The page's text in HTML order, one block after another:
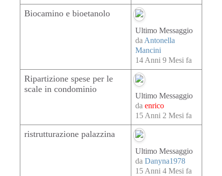
Biocamino e bioetanolo
Ultimo Messaggio
da Antonella
Mancini
14 Anni 9 Mesi fa
Ripartizione spese per le
scale in condominio
Ultimo Messaggio
da enrico
15 Anni 2 Mesi fa
ristrutturazione palazzina
Ultimo Messaggio
da Danyna1978
15 Anni 4 Mesi fa